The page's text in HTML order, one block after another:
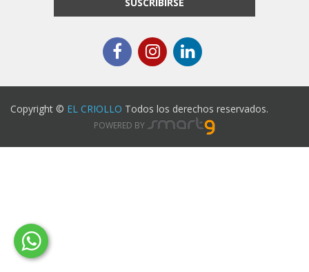
Copyright © EL CRIOLLO Todos los derechos reservados.
POWERED BY